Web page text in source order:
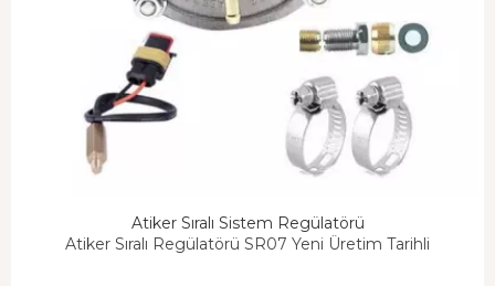
Atiker Sıralı Sistem Regülatörü
Atiker Sıralı Regülatörü SR07 Yeni Üretim Tarihli